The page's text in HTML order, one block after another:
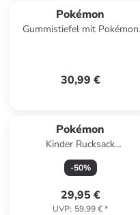
Pokémon
Gummistiefel mit Pokémon
30,99 €
Pokémon
Kinder Rucksack
Freizeitrucksack mit Hauptfach
Seitentasche
-50%
29,95 €
UVP: 59,99 €*